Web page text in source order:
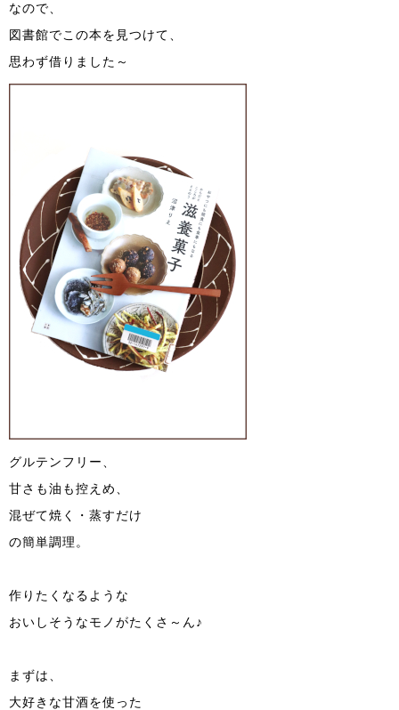
なので、
図書館でこの本を見つけて、
思わず借りました～
グルテンフリー、
甘さも油も控えめ、
混ぜて焼く・蒸すだけ
の簡単調理。
作りたくなるような
おいしそうなモノがたくさ～ん♪
まずは、
大好きな甘酒を使った